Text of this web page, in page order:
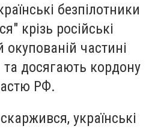
безпілотники
крізь російські
частині
та досягають кордону
РФ.
українські